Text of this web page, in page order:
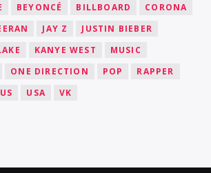
BEYONCÉ BILLBOARD
CORONA
JAY Z
JUSTIN BIEBER
KANYE WEST
MUSIC
ONE DIRECTION POP
RAPPER
US USA VK